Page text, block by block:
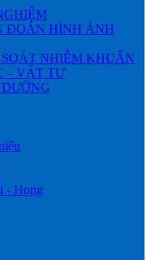
ĐOÁN HÌNH ẢNH
NHIỄM KHUẨN
– VẬT TƯ
- Họng